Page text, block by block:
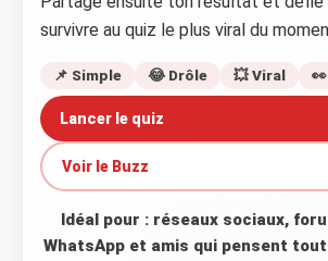
survivre au quiz le plus viral du
📌 Simple 😂 Drôle 💥 Viral
Lancer le quiz
Voir le Buzz
Idéal pour : réseaux sociaux,
WhatsApp et amis qui pensent